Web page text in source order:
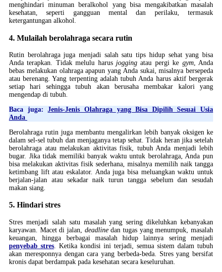
menghindari minuman beralkohol yang bisa mengakibatkan masalah
kesehatan, seperti gangguan mental dan perilaku, termasuk
ketergantungan alkohol.
4. Mulailah berolahraga secara rutin
Rutin berolahraga juga menjadi salah satu tips hidup sehat yang bisa
Anda terapkan. Tidak melulu harus jogging atau pergi ke gym, Anda
bebas melakukan olahraga apapun yang Anda sukai, misalnya bersepeda
atau berenang. Yang terpenting adalah tubuh Anda harus aktif bergerak
setiap hari sehingga tubuh akan berusaha membakar kalori yang
mengendap di tubuh.
Baca juga:Jenis-Jenis Olahraga yang Bisa Dipilih Sesuai Usia
Anda
Berolahraga rutin juga membantu mengalirkan lebih banyak oksigen ke
dalam sel-sel tubuh dan menjaganya tetap sehat. Tidak heran jika setelah
berolahraga atau melakukan aktivitas fisik, tubuh Anda menjadi lebih
bugar. Jika tidak memiliki banyak waktu untuk berolahraga, Anda pun
bisa melakukan aktivitas fisik sederhana, misalnya memilih naik tangga
ketimbang lift atau eskalator. Anda juga bisa meluangkan waktu untuk
berjalan-jalan atau sekadar naik turun tangga sebelum dan sesudah
makan siang.
5. Hindari stres
Stres menjadi salah satu masalah yang sering dikeluhkan kebanyakan
karyawan. Macet di jalan,
deadlinedan tugas yang menumpuk, masalah
keuangan, hingga berbagai masalah hidup lainnya sering menjadi
penyebab stres . Ketika kondisi ini terjadi, semua sistem dalam tubuh
akan meresponnya dengan cara yang berbeda-beda. Stres yang bersifat
kronis dapat berdampak pada kesehatan secara keseluruhan.